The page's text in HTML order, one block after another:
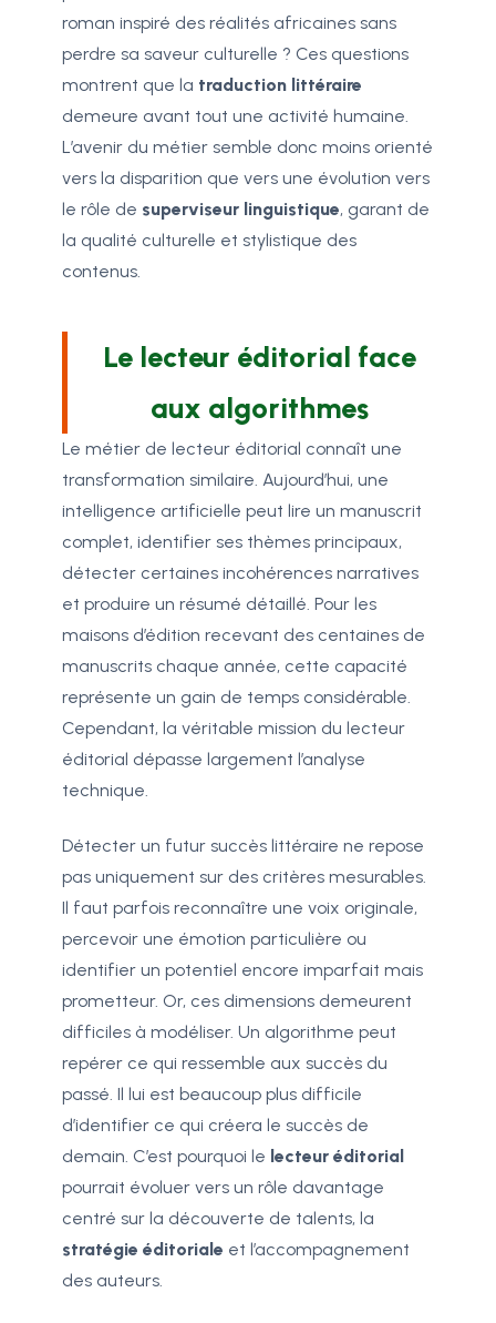
roman inspiré des réalités africaines sans
perdre sa saveur culturelle ? Ces questions
montrent que la traduction littéraire
demeure avant tout une activité humaine.
L’avenir du métier semble donc moins orienté
vers la disparition que vers une évolution vers
le rôle de superviseur linguistique, garant de
la qualité culturelle et stylistique des
contenus.
Le lecteur éditorial face
aux algorithmes
Le métier de lecteur éditorial connaît une
transformation similaire. Aujourd’hui, une
intelligence artificielle peut lire un manuscrit
complet, identifier ses thèmes principaux,
détecter certaines incohérences narratives
et produire un résumé détaillé. Pour les
maisons d’édition recevant des centaines de
manuscrits chaque année, cette capacité
représente un gain de temps considérable.
Cependant, la véritable mission du lecteur
éditorial dépasse largement l’analyse
technique.
Détecter un futur succès littéraire ne repose
pas uniquement sur des critères mesurables.
Il faut parfois reconnaître une voix originale,
percevoir une émotion particulière ou
identifier un potentiel encore imparfait mais
prometteur. Or, ces dimensions demeurent
difficiles à modéliser. Un algorithme peut
repérer ce qui ressemble aux succès du
passé. Il lui est beaucoup plus difficile
d’identifier ce qui créera le succès de
demain. C’est pourquoi le lecteur éditorial
pourrait évoluer vers un rôle davantage
centré sur la découverte de talents, la
stratégie éditoriale et l’accompagnement
des auteurs.